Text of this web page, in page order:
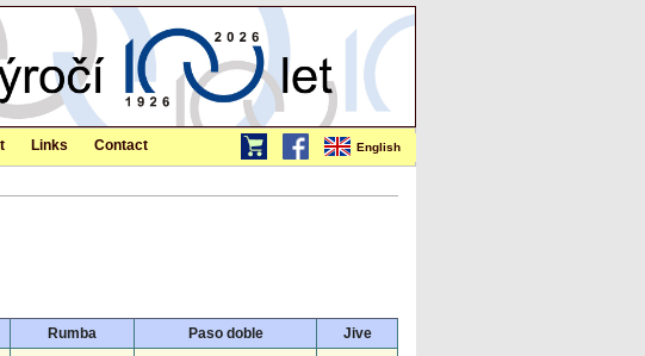
English
Links Contact
Rumba Paso doble
Jive